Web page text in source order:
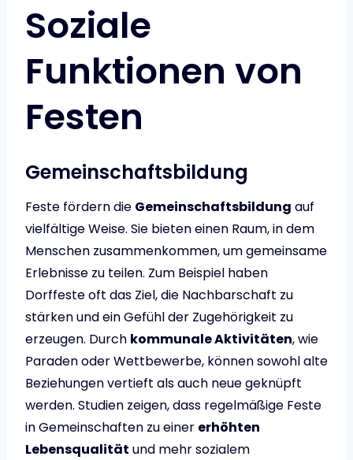
Soziale
Funktionen von
Festen
Gemeinschaftsbildung
Feste fördern die Gemeinschaftsbildung auf
vielfältige Weise. Sie bieten einen Raum, in dem
Menschen zusammenkommen, um gemeinsame
Erlebnisse zu teilen. Zum Beispiel haben
Dorffeste oft das Ziel, die Nachbarschaft zu
stärken und ein Gefühl der Zugehörigkeit zu
erzeugen. Durch kommunale Aktivitäten, wie
Paraden oder Wettbewerbe, können sowohl alte
Beziehungen vertieft als auch neue geknüpft
werden. Studien zeigen, dass regelmäßige Feste
in Gemeinschaften zu einer erhöhten
Lebensqualität und mehr sozialem